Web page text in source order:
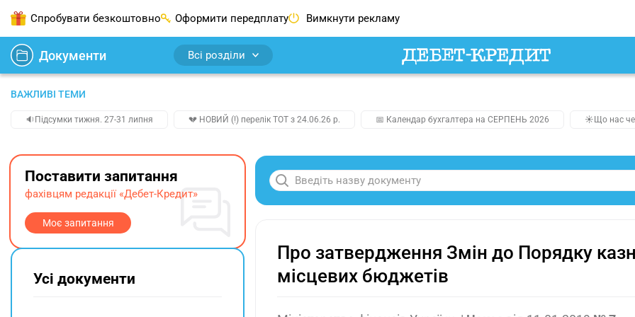
Спробувати безкоштовно Оформити передплату Вимкнути рекламу
Документи Всі розділи
ВАЖЛИВІ ТЕМИ
🔉Підсумки тижня. 27-31 липня 💔 НОВИЙ (!) перелік ТОТ з 24.06.26 р. 📅 Календар бухгалтера на СЕРПЕНЬ 2026 ☀️Що нас
Про затвердження Змін до Порядку
місцевих бюджетів
Поставити запитання
фахівцям редакції «Дебет-Кредит»
Моє запитання
Усі документи